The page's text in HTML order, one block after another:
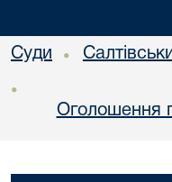
Суди •
•
Оголошення